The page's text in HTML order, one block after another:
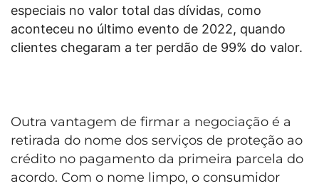
especiais no valor total das dívidas, como
aconteceu no último evento de 2022, quando
clientes chegaram a ter perdão de 99% do valor.
Outra vantagem de firmar a negociação é a
retirada do nome dos serviços de proteção ao
crédito no pagamento da primeira parcela do
acordo. Com o nome limpo, o consumidor